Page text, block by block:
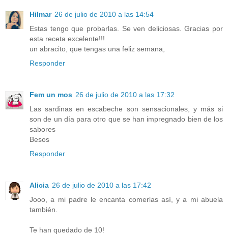
Hilmar 26 de julio de 2010 a las 14:54
Estas tengo que probarlas. Se ven deliciosas. Gracias por
esta receta excelente!!!
un abracito, que tengas una feliz semana,
Responder
Fem un mos 26 de julio de 2010 a las 17:32
Las sardinas en escabeche son sensacionales, y más si
son de un día para otro que se han impregnado bien de los
sabores
Besos
Responder
Alicia 26 de julio de 2010 a las 17:42
Jooo, a mi padre le encanta comerlas así, y a mi abuela
también.
Te han quedado de 10!